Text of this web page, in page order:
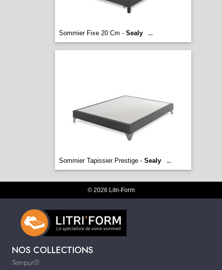
Sommier Fixe 20 Cm - Sealy ...
Sommier Tapissier Prestige - Sealy ...
© 2026 Litri-Form
NOS COLLECTIONS
Tempur®